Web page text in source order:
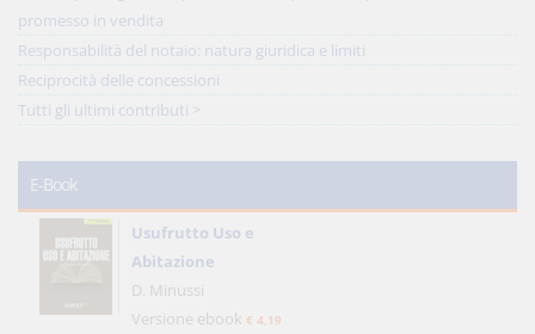
promesso in vendita
Responsabilità del notaio: natura giuridica e limiti
Reciprocità delle concessioni
Tutti gli ultimi contributi >
E-Book
Usufrutto Uso e
Abitazione
D. Minussi
Versione ebook € 4,19